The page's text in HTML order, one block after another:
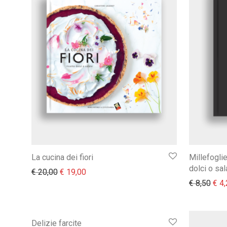
La cucina dei fiori
€20,00 Il prezzo originale era: € 20,00.
€ 19,00Il prezzo attuale è: € 19,00.
dolci o
€8,50 Il
€
Delizie farcite